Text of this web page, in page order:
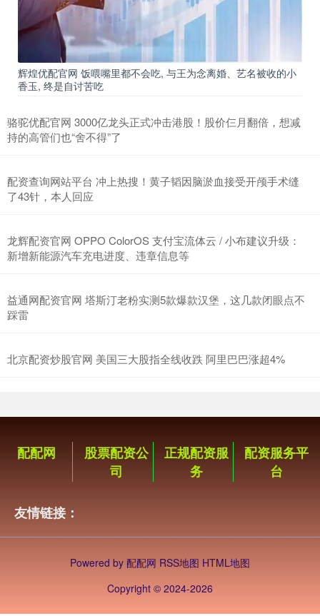
辉煌优配官网 饭喂嘴里都不会吃, 与王为念离婚、艺名被收的小
香玉, 终是自讨苦吃
骆驼优配官网 3000亿龙头正式冲击港股！股价仨月翻倍，想减
持的高管们也“舍不得”了
配资查询网站平台 冲上热搜！黄子韬因脑淤血接受开颅手术缝
了43针，本人回应
龙辉配资官网 OPPO ColorOS 支付宝流体云 / 小布建议升级：
新增新能源汽车充电进度、违章信息等
益通网配资官网 塔斯汀老粉实测5款爆款汉堡，这几款闭眼点不
踩雷
北京配资炒股官网 美国三大股指全线收跌 阿里巴巴涨超4%
配配网
股票配资公
司
正规配资服
务
配资服务平
台
友情链接：
Powered by 配配网 RSS地图 HTML地图
Copyright © 2024-2026